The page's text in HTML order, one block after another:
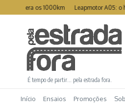
Ir para o conteúdo
os 1000km Leapmotor A05: o
É tempo de partir… pela estrada fora.
Início Ensaios Promoções